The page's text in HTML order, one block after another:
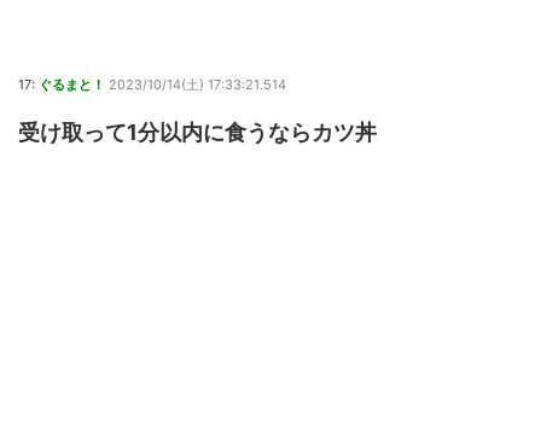
17: ぐるまと！ 2023/10/14(土) 17:33:21.514
受け取って1分以内に食うならカツ丼